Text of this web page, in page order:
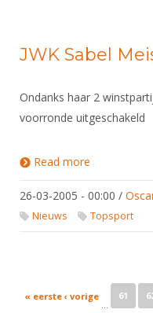
JWK Sabel
Ondanks haar 2
voorronde uitgeschakeld
Read more
26-03-2005 - 00:00 /
Nieuws Topsport
Pages
« eerste ‹ vorige
…
61